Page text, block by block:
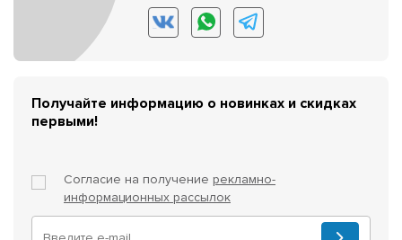
Получайте информацию о новинках и скидках
первыми!
Согласие на получение рекламно-
информационных рассылок